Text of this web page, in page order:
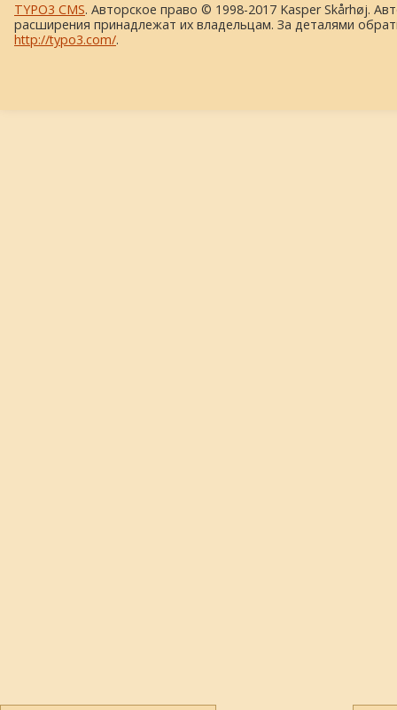
TYPO3 CMS. Авторское право © 1998-2017 Kasper Skårhøj.
расширения принадлежат их владельцам. За деталями
http://typo3.com/.